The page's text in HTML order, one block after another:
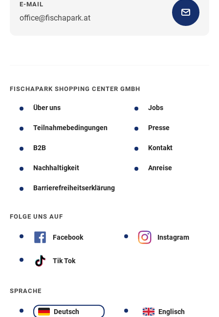
E-MAIL
office@fischapark.atWegbeschreibung
FISCHAPARK SHOPPING CENTER GMBH
Über uns Jobs
Teilnahmebedingungen Presse
B2B Kontakt
Nachhaltigkeit Anreise
Barrierefreiheitserklärung
FOLGE UNS AUF
Facebook Instagram
Tik Tok
SPRACHE
Deutsch Englisch